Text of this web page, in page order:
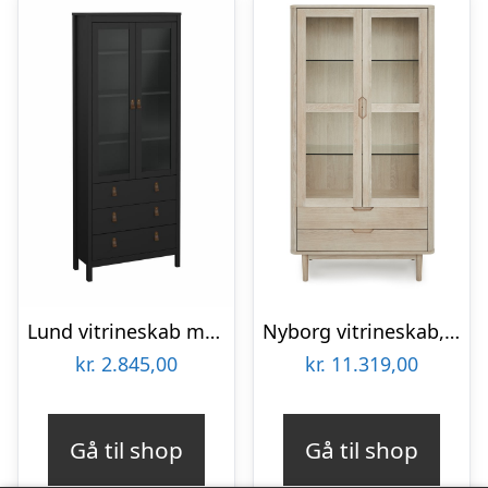
Lund vitrineskab med 2 glaslåger og 3 skuffer fås i flere farver Mat sort
kr. 2.845,00
Gå til shop
Nyborg vitrineskab, m. LED lys, 2 glaslåger, 3 glashylder, 2 skuffer – hvidolieret egetræsfinér
kr. 11.319,00
Gå til shop